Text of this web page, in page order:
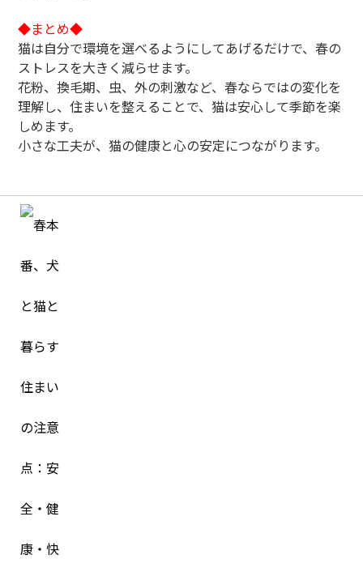
◆まとめ◆
猫は自分で環境を選べるようにしてあげるだけで、春の
ストレスを大きく減らせます。
花粉、換毛期、虫、外の刺激など、春ならではの変化を
理解し、住まいを整えることで、猫は安心して季節を楽
しめます。
小さな工夫が、猫の健康と心の安定につながります。